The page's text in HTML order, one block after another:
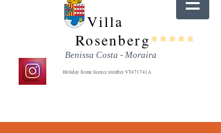
Villa
Rosenberg*****
Benissa Costa - Moraira
Holiday home licence number VT471741A